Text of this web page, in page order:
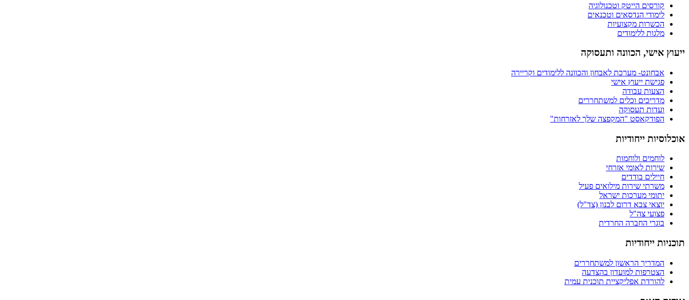
קורסים הייטק וטכנולוגיה
לימודי הנדסאים וטכנאים
הכשרות מקצועיות
מלגות ללימודים
ייעוץ אישי, הכוונה ותעסוקה
אבחונט- מערכת לאבחון והכוונה ללימודים וקריירה
פגישת ייעוץ אישי
הצעות עבודה
מדריכים וכלים למשתחררים
ועדות תעסוקה
הפודקאסט "המקפצה שלך לאזרחות"
אוכלוסיות ייחודיות
לוחמים ולוחמות
שירות לאומי אזרחי
חיילים בודדים
משרתי שירות מילואים פעיל
יתומי מערכות ישראל
יוצאי צבא דרום לבנון (צד"ל)
פצועי צה"ל
בוגרי החברה החרדית
תוכניות ייחודיות
המדריך הראשון למשתחררים
הצטרפות למועדון בהצדעה
להורדת אפליקציית תוכנית עמית